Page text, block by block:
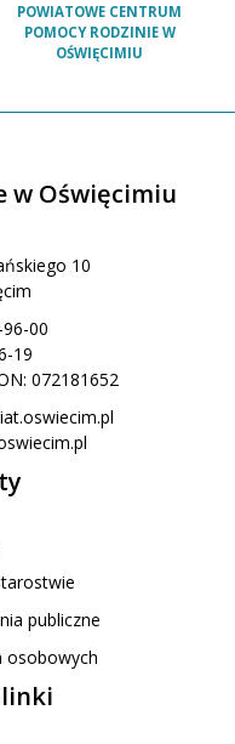
POWIATOWE CENTRUM
POMOCY RODZINIE W
OŚWIĘCIMIU
w Oświęcimiu
10
00
19
072181652
publiczne
osobowych